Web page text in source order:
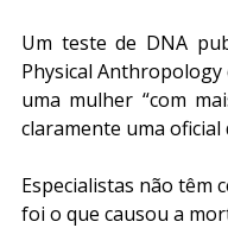
Um teste de DNA
Physical
uma mulher “com
claramente uma
Especialistas não têm
foi o que causou a